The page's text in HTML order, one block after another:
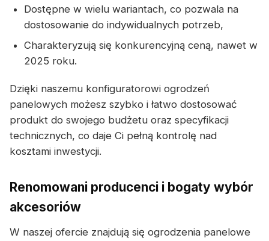
Dostępne w wielu wariantach, co pozwala na
dostosowanie do indywidualnych potrzeb,
Charakteryzują się konkurencyjną ceną, nawet w
2025 roku.
Dzięki naszemu konfiguratorowi ogrodzeń
panelowych możesz szybko i łatwo dostosować
produkt do swojego budżetu oraz specyfikacji
technicznych, co daje Ci pełną kontrolę nad
kosztami inwestycji.
Renomowani producenci i bogaty wybór
akcesoriów
W naszej ofercie znajdują się ogrodzenia panelowe